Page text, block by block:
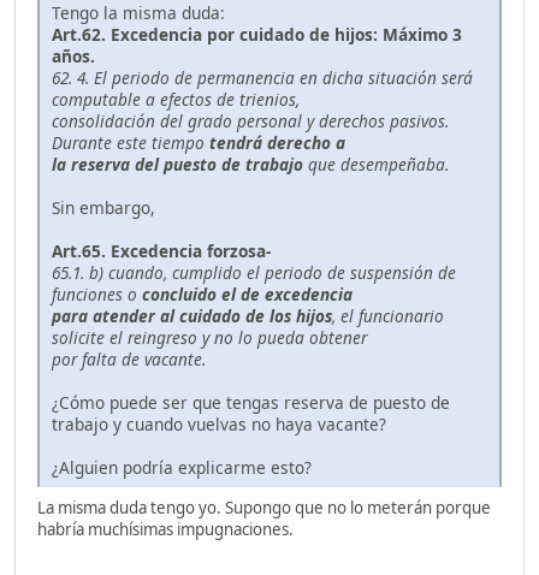
Tengo la misma duda:
Art.62. Excedencia por cuidado de hijos: Máximo 3
años.
62. 4. El periodo de permanencia en dicha situación será
computable a efectos de trienios,
consolidación del grado personal y derechos pasivos.
Durante este tiempo tendrá derecho a
la reserva del puesto de trabajo que desempeñaba.
Sin embargo,
Art.65. Excedencia forzosa-
65.1. b) cuando, cumplido el periodo de suspensión de
funciones o concluido el de excedencia
para atender al cuidado de los hijos, el funcionario
solicite el reingreso y no lo pueda obtener
por falta de vacante.
¿Cómo puede ser que tengas reserva de puesto de
trabajo y cuando vuelvas no haya vacante?
¿Alguien podría explicarme esto?
La misma duda tengo yo. Supongo que no lo meterán porque
habría muchísimas impugnaciones.